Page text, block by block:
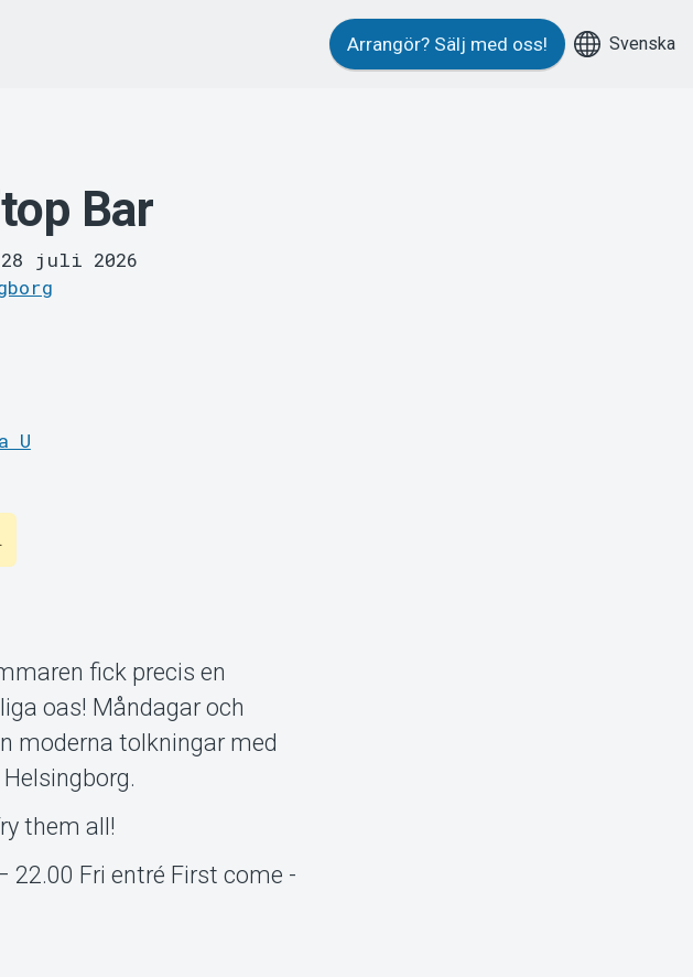
Arrangör? Sälj med oss! Svenska
Bar
28 juli 2026
U
fick precis en
oas! Måndagar och
moderna tolkningar med
them all!
22.00 Fri entré First come -